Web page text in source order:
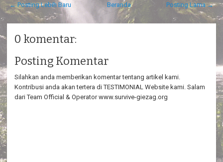
← Posting Lebih Baru Posting Lama →
Beranda
0 komentar:
Posting Komentar
Silahkan anda memberikan komentar tentang artikel kami.
Kontribusi anda akan tertera di TESTIMONIAL Website kami. Salam
dari Team Official & Operator www.survive-giezag.org